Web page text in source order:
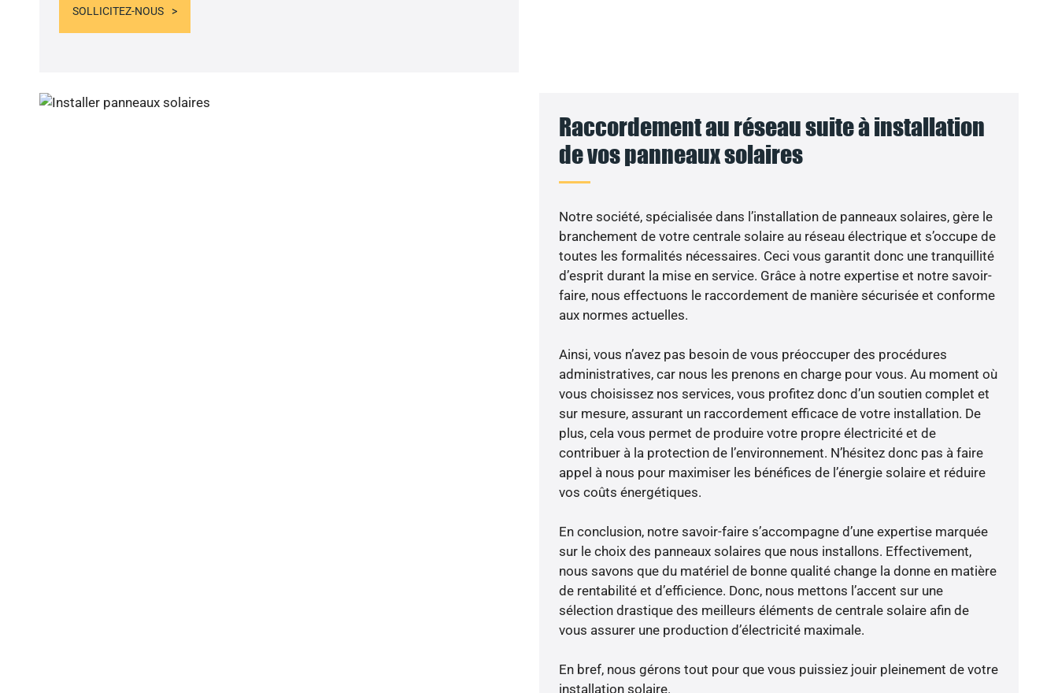
SOLLICITEZ-NOUS
Raccordement au réseau suite à installation
de vos panneaux solaires
Notre société, spécialisée dans l’installation de panneaux solaires, gère le
branchement de votre centrale solaire au réseau électrique et s’occupe de
toutes les formalités nécessaires. Ceci vous garantit donc une tranquillité
d’esprit durant la mise en service. Grâce à notre expertise et notre savoir-
faire, nous effectuons le raccordement de manière sécurisée et conforme
aux normes actuelles.
Ainsi, vous n’avez pas besoin de vous préoccuper des procédures
administratives, car nous les prenons en charge pour vous. Au moment où
vous choisissez nos services, vous profitez donc d’un soutien complet et
sur mesure, assurant un raccordement efficace de votre installation. De
plus, cela vous permet de produire votre propre électricité et de
contribuer à la protection de l’environnement. N’hésitez donc pas à faire
appel à nous pour maximiser les bénéfices de l’énergie solaire et réduire
vos coûts énergétiques.
En conclusion, notre savoir-faire s’accompagne d’une expertise marquée
sur le choix des panneaux solaires que nous installons. Effectivement,
nous savons que du matériel de bonne qualité change la donne en matière
de rentabilité et d’efficience. Donc, nous mettons l’accent sur une
sélection drastique des meilleurs éléments de centrale solaire afin de
vous assurer une production d’électricité maximale.
En bref, nous gérons tout pour que vous puissiez jouir pleinement de votre
installation solaire.